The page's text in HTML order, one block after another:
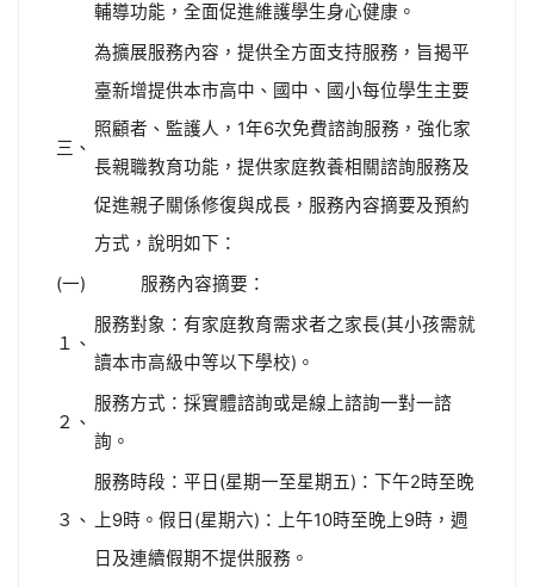
輔導功能，全面促進維護學生身心健康。
三、
為擴展服務內容，提供全方面支持服務，旨揭平
臺新增提供本市高中、國中、國小每位學生主要
照顧者、監護人，1年6次免費諮詢服務，強化家
長親職教育功能，提供家庭教養相關諮詢服務及
促進親子關係修復與成長，服務內容摘要及預約
方式，說明如下：
(一)
服務內容摘要：
１、
服務對象：有家庭教育需求者之家長(其小孩需就
讀本市高級中等以下學校)。
２、
服務方式：採實體諮詢或是線上諮詢一對一諮
詢。
３、
服務時段：平日(星期一至星期五)：下午2時至晚
上9時。假日(星期六)：上午10時至晚上9時，週
日及連續假期不提供服務。